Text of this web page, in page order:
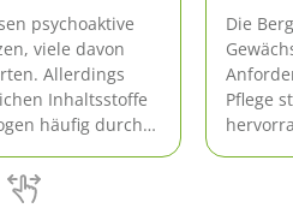
psychoaktive
viele davon
Allerdings
Inhaltsstoffe
häufig durch
nach
Die
Pflege